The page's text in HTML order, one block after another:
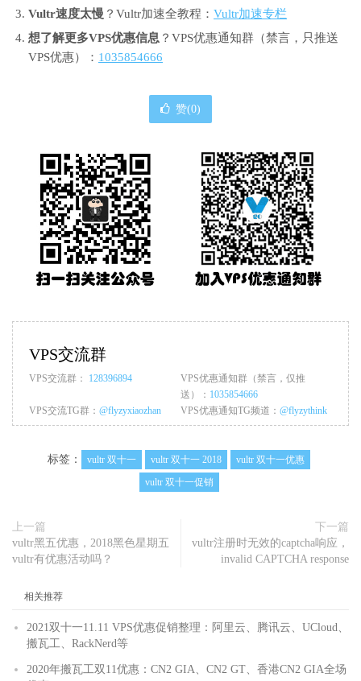
Vultr速度太慢 ？Vultr加速全教程： Vultr加速专栏
想了解更多VPS优惠信息 ？VPS优惠通知群（禁言，只推送
VPS优惠）： 1035854666
赞(0)
VPS交流群
VPS交流群： 128396894
VPS优惠通知群（禁言，仅推
送）： 1035854666
VPS交流TG群： @flyzyxiaozhan VPS优惠通知TG频道： @flyzythink
标签： vultr 双十一 vultr 双十一 2018
vultr 双十一优惠
vultr 双十一促销
上一篇
vultr黑五优惠，2018黑色星期五
vultr有优惠活动吗？
下一篇
vultr注册时无效的captcha响应，
invalid CAPTCHA response
相关推荐
2021双十一11.11 VPS优惠促销整理：阿里云、腾讯云、UCloud、
搬瓦工、RackNerd等
2020年搬瓦工双11优惠：CN2 GIA、CN2 GT、香港CN2 GIA全场